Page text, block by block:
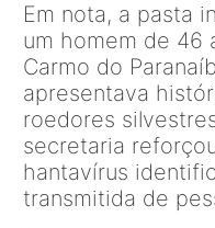
Em nota, a pasta
um homem de 46
Carmo do
apresentava
roedores
secretaria
hantavírus
transmitida de